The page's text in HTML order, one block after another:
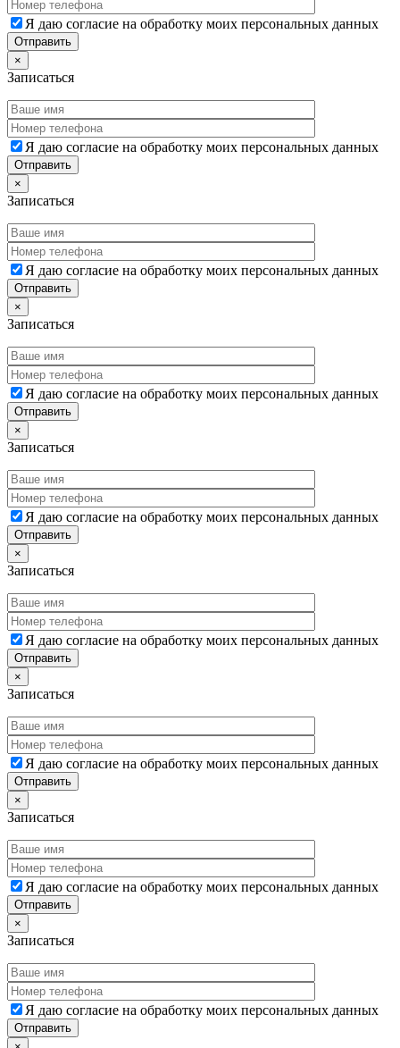
Я даю согласие на обработку моих персональных данных
×
Записаться
Я даю согласие на обработку моих персональных данных
×
Записаться
Я даю согласие на обработку моих персональных данных
×
Записаться
Я даю согласие на обработку моих персональных данных
×
Записаться
Я даю согласие на обработку моих персональных данных
×
Записаться
Я даю согласие на обработку моих персональных данных
×
Записаться
Я даю согласие на обработку моих персональных данных
×
Записаться
Я даю согласие на обработку моих персональных данных
×
Записаться
Я даю согласие на обработку моих персональных данных